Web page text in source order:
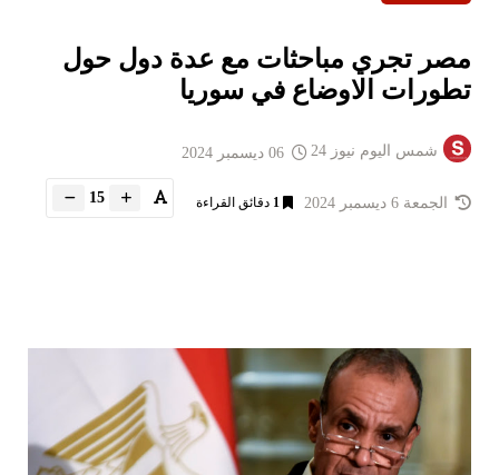
مصر تجري مباحثات مع عدة دول حول
تطورات الاوضاع في سوريا
شمس اليوم نيوز 24
الجمعة 6 ديسمبر 2024 1 دقائق القراءة 15